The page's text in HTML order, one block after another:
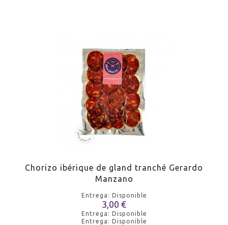
Chorizo ​​ibérique de gland tranché Gerardo
Manzano
Entrega: Disponible
3,00 €
Entrega: Disponible
Entrega: Disponible